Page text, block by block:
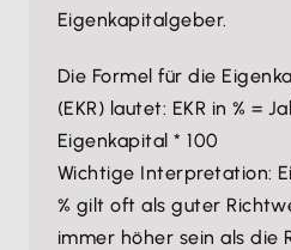
Eigenkapitalgeber.
Die Formel für die
(EKR) lautet: EKR in % =
Eigenkapital * 100
Wichtige Interpretation:
% gilt oft als guter
immer höher sein als die